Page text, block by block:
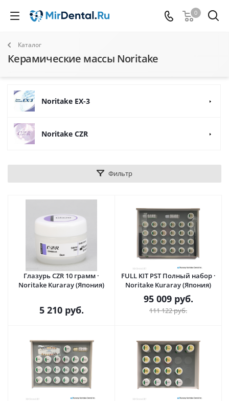
0
Каталог
Керамические массы Noritake
Noritake EX-3
Noritake CZR
Фильтр
Глазурь CZR 10 грамм ·
Noritake Kuraray (Япония)
5 210руб.
FULL KIT PST Полный набор ·
Noritake Kuraray (Япония)
95 009руб.
111 122руб.